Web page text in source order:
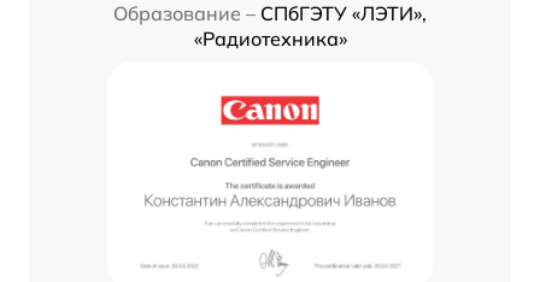
Образование – СПбГЭТУ «ЛЭТИ»,
«Радиотехника»